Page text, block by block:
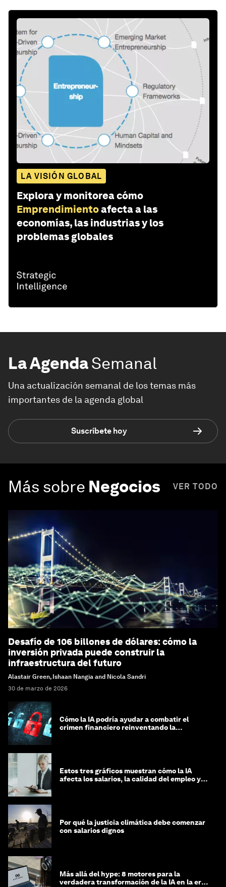
LA VISIÓN GLOBAL
Explora y monitorea cómo
Emprendimientoafecta a las
economías, las industrias y los
problemas globales
La AgendaSemanal
Una actualización semanal de los temas más
importantes de la agenda global
Suscríbete hoy
Más sobre Negocios VER TODO
Desafío de 106 billones de dólares: cómo la
inversión privada puede construir la
infraestructura del futuro
Alastair Green, Ishaan Nangia and Nicola Sandri
30 de marzo de 2026
Cómo la IA podría ayudar a combatir el
crimen financiero reinventando la
Estos tres gráficos muestran cómo la IA
afecta los salarios, la calidad del empleo y
Por qué la justicia climática debe comenzar
con salarios dignos
Más allá del hype: 8 motores para la
verdadera transformación de la IA en la era